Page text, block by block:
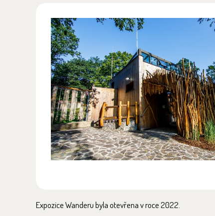
Expozice Wanderu byla otevřena v roce 2022.